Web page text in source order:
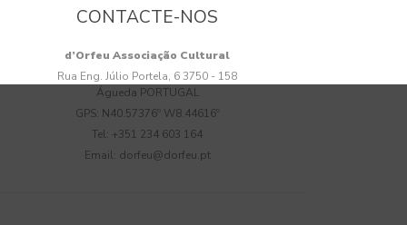
CONTACTE-NOS
d’Orfeu Associação Cultural
Rua Eng. Júlio Portela, 6 3750 - 158
Águeda PORTUGAL
GPS: N40.57376º W8.44616º
Tel: +351 234 603 164
Email: dorfeu@dorfeu.pt